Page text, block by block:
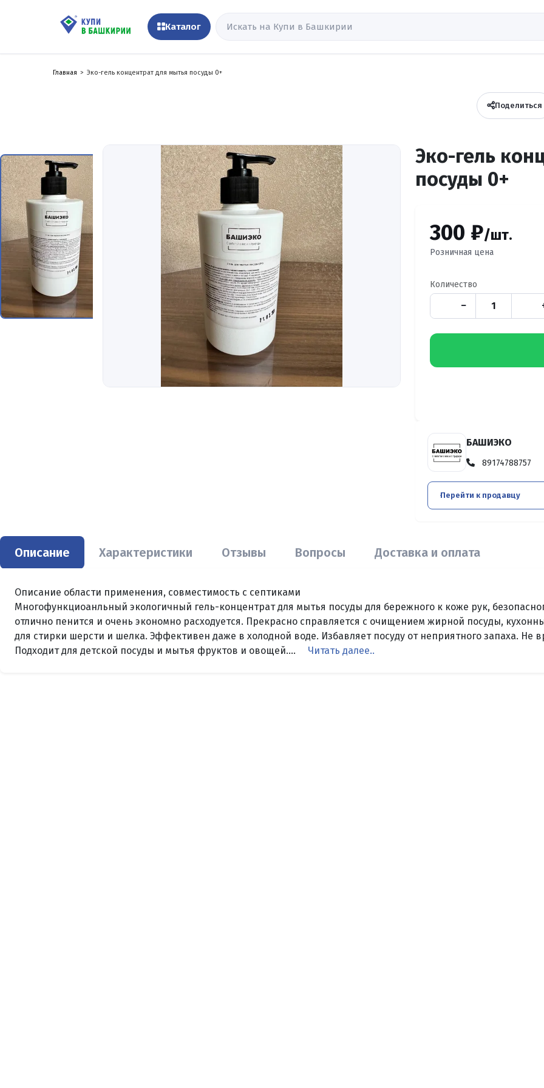
Каталог
Главная Эко-гель концентрат для мытья посуды 0+
Поделиться
Эко-гель
посуды 0+
300 ₽/шт.
Розничная цена
Количество
−
БАШИЭКО
89174788757
Перейти к продавцу
Описание Характеристики Отзывы Вопросы Доставка и оплата
Описание области применения, совместимость с септиками
Многофункциоанльный экологичный гель-концентрат для мытья посуды для бережного к коже рук,
отлично пенится и очень экономно расходуется. Прекрасно справляется с очищением жирной посуды,
для стирки шерсти и шелка. Эффективен даже в холодной воде. Избавляет посуду от неприятного запаха. Не
Подходит для детской посуды и мытья фруктов и овощей....
Читать далее..